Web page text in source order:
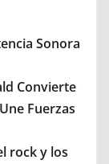
Sonora
Convierte
Fuerzas
rock y los